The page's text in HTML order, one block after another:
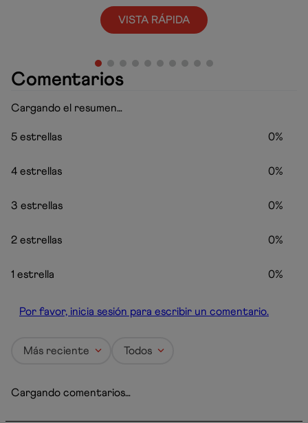
VISTA RÁPIDA
Comentarios
Cargando el resumen…
5 estrellas 0%
4 estrellas 0%
3 estrellas 0%
2 estrellas 0%
1 estrella 0%
Por favor, inicia sesión para escribir un comentario.
Más reciente Todos
Cargando comentarios…